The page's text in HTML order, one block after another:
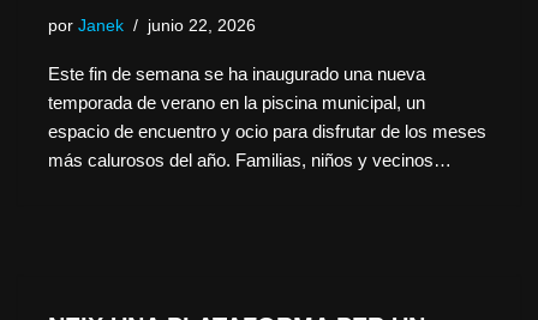
por Janek junio 22, 2026
Este fin de semana se ha inaugurado una nueva
temporada de verano en la piscina municipal, un
espacio de encuentro y ocio para disfrutar de los meses
más calurosos del año. Familias, niños y vecinos…